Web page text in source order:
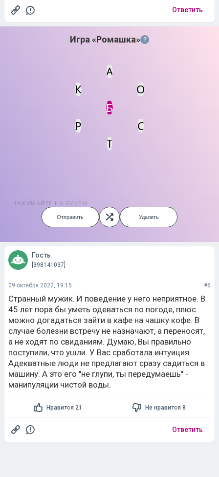
Ответить
Игра «Ромашка» ?
Мин. кол-во очков
Б
А
К
О
Р
С
Т
НАЖИМАЙТЕ НА БУКВЫ
Отправить Удалить
Гость
[398141037]
09 октября 2022, 19:15 #6
Странный мужик. И поведение у него неприятное. В
45 лет пора бы уметь одеваться по погоде, плюс
можно догадаться зайти в кафе на чашку кофе. В
случае болезни встречу не назначают, а переносят,
а не ходят по свиданиям. Думаю, Вы правильно
поступили, что ушли. У Вас сработала интуиция.
Адекватные люди не предлагают сразу садиться в
машину. А это его "не глупи, ты передумаешь" -
манипуляции чистой воды.
Нравится 21 Не нравится 8
Ответить